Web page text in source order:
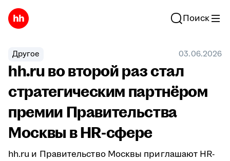
Поиск
Другое 03.06.2026
hh.ru во второй раз стал
стратегическим партнёром
премии Правительства
Москвы в HR-сфере
hh.ru и Правительство Москвы приглашают HR-